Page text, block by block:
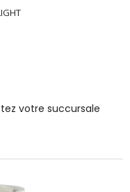
votre succursale